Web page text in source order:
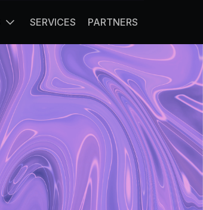
SERVICES PARTNERS